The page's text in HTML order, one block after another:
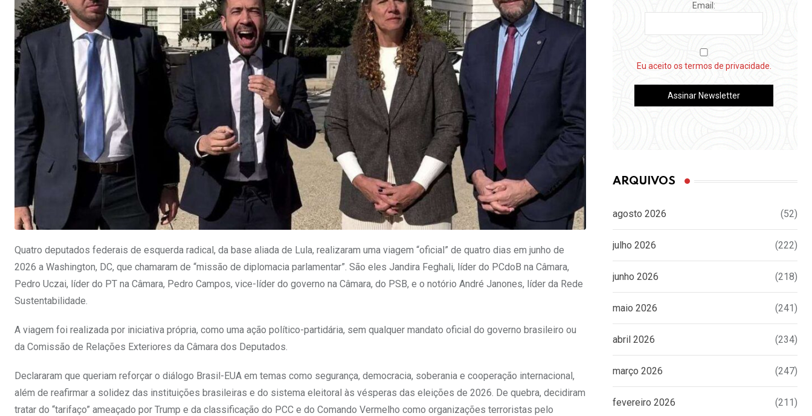
Quatro deputados federais de esquerda radical, da base aliada de Lula, realizaram uma viagem “oficial” de quatro dias em junho de
2026 a Washington, DC, que chamaram de “missão de diplomacia parlamentar”. São eles Jandira Feghali, líder do PCdoB na Câmara,
Pedro Uczai, líder do PT na Câmara, Pedro Campos, vice-líder do governo na Câmara, do PSB, e o notório André Janones, líder da Rede
Sustentabilidade.
A viagem foi realizada por iniciativa própria, como uma ação político-partidária, sem qualquer mandato oficial do governo brasileiro ou
da Comissão de Relações Exteriores da Câmara dos Deputados.
Declararam que queriam reforçar o diálogo Brasil-EUA em temas como segurança, democracia, soberania e cooperação internacional,
além de reafirmar a solidez das instituições brasileiras e do sistema eleitoral às vésperas das eleições de 2026. De quebra, decidiram
tratar do “tarifaço” ameaçado por Trump e da classificação do PCC e do Comando Vermelho como organizações terroristas pelo
Email:
Eu aceito os termos de privacidade.
ARQUIVOS
agosto 2026 (52)
julho 2026 (222)
junho 2026 (218)
maio 2026 (241)
abril 2026 (234)
março 2026 (247)
fevereiro 2026 (211)